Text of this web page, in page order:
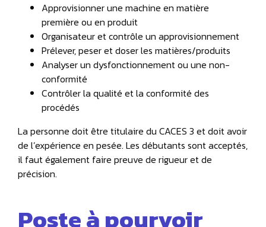
Approvisionner une machine en matière
première ou en produit
Organisateur et contrôle un approvisionnement
Prélever, peser et doser les matières/produits
Analyser un dysfonctionnement ou une non-
conformité
Contrôler la qualité et la conformité des
procédés
La personne doit être titulaire du CACES 3 et doit avoir
de l’expérience en pesée. Les débutants sont acceptés,
il faut également faire preuve de rigueur et de
précision.
Poste à pourvoir